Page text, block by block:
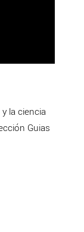
la ciencia
Guias